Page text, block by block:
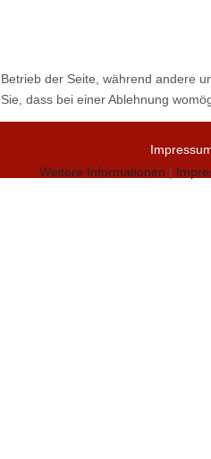
der Seite, während andere
dass bei einer Ablehnung
Weitere Informationen |